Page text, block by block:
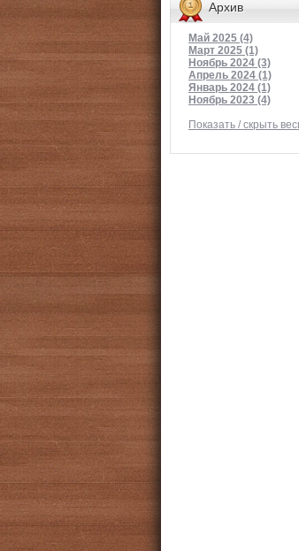
Архив
Май 2025 (4)
Март 2025 (1)
Ноябрь 2024 (3)
Апрель 2024 (1)
Январь 2024 (1)
Ноябрь 2023 (4)
Показать / скрыть